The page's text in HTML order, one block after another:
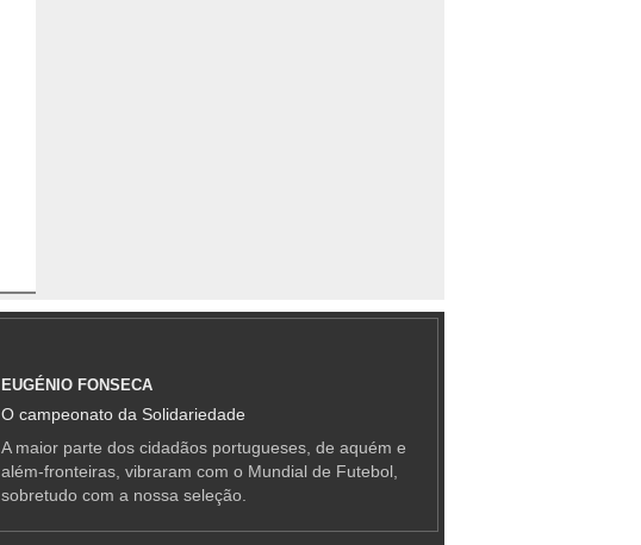
EUGÉNIO FONSECA
O campeonato da Solidariedade
A maior parte dos cidadãos portugueses, de aquém e
além-fronteiras, vibraram com o Mundial de Futebol,
sobretudo com a nossa seleção.